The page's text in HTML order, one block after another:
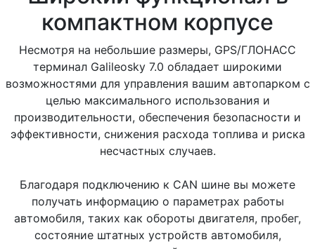
компактном корпусе
Несмотря на небольшие размеры, GPS/ГЛОНАСС
терминал Galileosky 7.0 обладает широкими
возможностями для управления вашим автопарком с
целью максимального использования и
производительности, обеспечения безопасности и
эффективности, снижения расхода топлива и риска
несчастных случаев.
Благодаря подключению к CAN шине вы можете
получать информацию о параметрах работы
автомобиля, таких как обороты двигателя, пробег,
состояние штатных устройств автомобиля,